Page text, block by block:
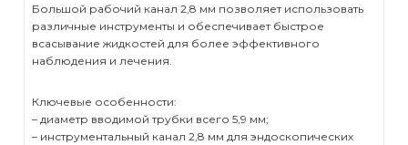
Большой рабочий канал 2,8 мм позволяет использовать
различные инструменты и обеспечивает быстрое
всасывание жидкостей для более эффективного
наблюдения и лечения.
Ключевые особенности:
– диаметр вводимой трубки всего 5,9 мм;
– инструментальный канал 2,8 мм для эндоскопических